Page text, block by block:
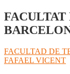
Navegació
d'entrades
Entrada
anterior:
FACULTAD DE
Pròxima
FAFAEL VICENT